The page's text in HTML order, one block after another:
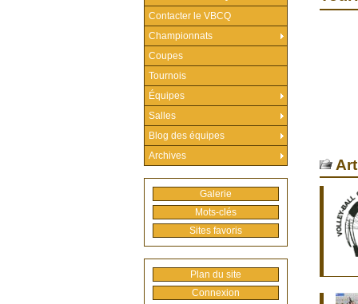
Contacter le VBCQ
Championnats
Coupes
Tournois
Équipes
Salles
Blog des équipes
Archives
Galerie
Mots-clés
Sites favoris
Plan du site
Connexion